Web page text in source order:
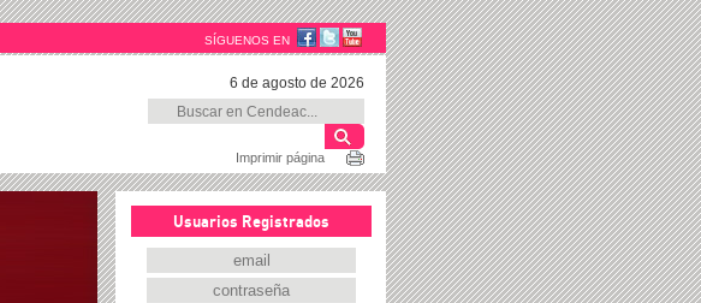
SÍGUENOS EN
6 de agosto de 2026
Imprimir página
Usuarios Registrados